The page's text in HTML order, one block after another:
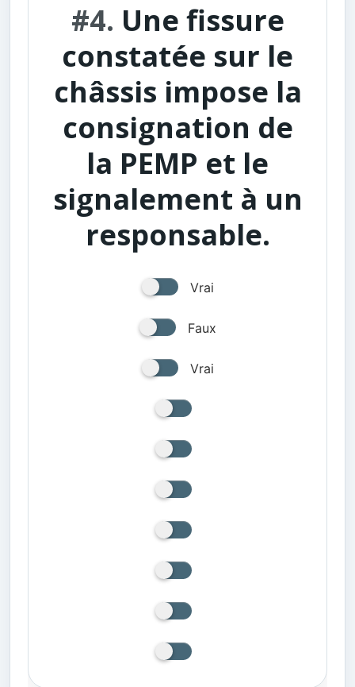
#4. Une fissure
constatée sur le
châssis impose la
consignation de
la PEMP et le
signalement à un
responsable.
Vrai
Faux
Vrai